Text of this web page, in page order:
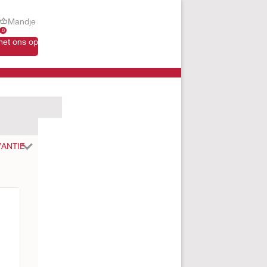
0
Mandje
ons op